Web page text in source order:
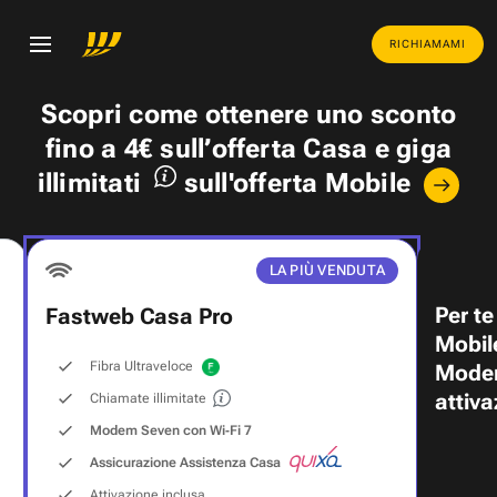
RICHIAMAMI
Scopri come ottenere uno sconto
fino a 4€ sull’offerta Casa egiga
illimitati
sull'offerta Mobile
LA PIÙ VENDUTA
Fastweb Casa Pro
Fibra Ultraveloce
Chiamate illimitate
Modem Seven con Wi‑Fi 7
Assicurazione Assistenza Casa
Per